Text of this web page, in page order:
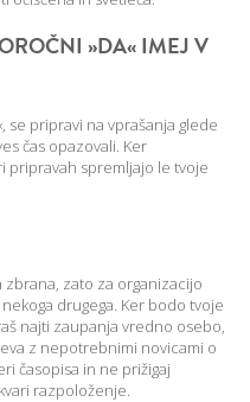
»DA« IMEJ V
se pripravi na vprašanja glede
čas opazovali. Ker
pripravah spremljajo le tvoje
zato za organizacijo
drugega. Ker bodo tvoje
najti zaupanja vredno osebo,
z nepotrebnimi novicami o
časopisa in ne prižigaj
razpoloženje.